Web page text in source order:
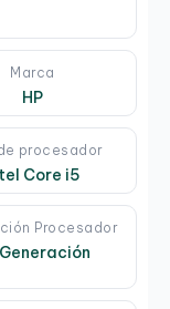
Marca
HP
procesador
Core i5
Procesador
Generación